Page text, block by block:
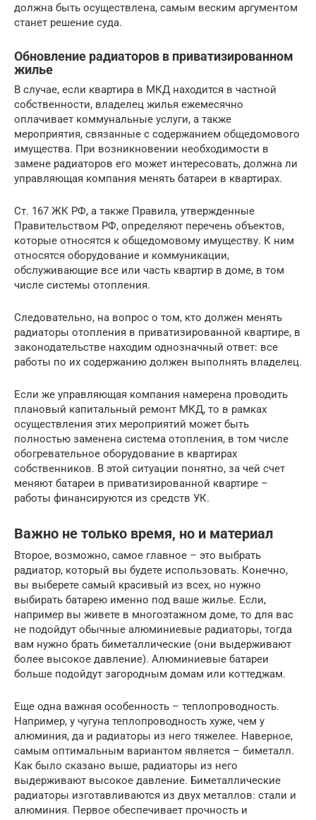
должна быть осуществлена, самым веским аргументом
станет решение суда.
Обновление радиаторов в приватизированном
жилье
В случае, если квартира в МКД находится в частной
собственности, владелец жилья ежемесячно
оплачивает коммунальные услуги, а также
мероприятия, связанные с содержанием общедомового
имущества. При возникновении необходимости в
замене радиаторов его может интересовать, должна ли
управляющая компания менять батареи в квартирах.
Ст. 167 ЖК РФ, а также Правила, утвержденные
Правительством РФ, определяют перечень объектов,
которые относятся к общедомовому имуществу. К ним
относятся оборудование и коммуникации,
обслуживающие все или часть квартир в доме, в том
числе системы отопления.
Следовательно, на вопрос о том, кто должен менять
радиаторы отопления в приватизированной квартире, в
законодательстве находим однозначный ответ: все
работы по их содержанию должен выполнять владелец.
Если же управляющая компания намерена проводить
плановый капитальный ремонт МКД, то в рамках
осуществления этих мероприятий может быть
полностью заменена система отопления, в том числе
обогревательное оборудование в квартирах
собственников. В этой ситуации понятно, за чей счет
меняют батареи в приватизированной квартире –
работы финансируются из средств УК.
Важно не только время, но и материал
Второе, возможно, самое главное – это выбрать
радиатор, который вы будете использовать. Конечно,
вы выберете самый красивый из всех, но нужно
выбирать батарею именно под ваше жилье. Если,
например вы живете в многоэтажном доме, то для вас
не подойдут обычные алюминиевые радиаторы, тогда
вам нужно брать биметаллические (они выдерживают
более высокое давление). Алюминиевые батареи
больше подойдут загородным домам или коттеджам.
Еще одна важная особенность – теплопроводность.
Например, у чугуна теплопроводность хуже, чем у
алюминия, да и радиаторы из него тяжелее. Наверное,
самым оптимальным вариантом является – биметалл.
Как было сказано выше, радиаторы из него
выдерживают высокое давление. Биметаллические
радиаторы изготавливаются из двух металлов: стали и
алюминия. Первое обеспечивает прочность и